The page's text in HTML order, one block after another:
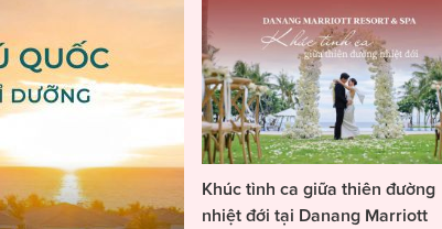
Khúc tình ca giữa thiên đường
nhiệt đới tại Danang Marriott